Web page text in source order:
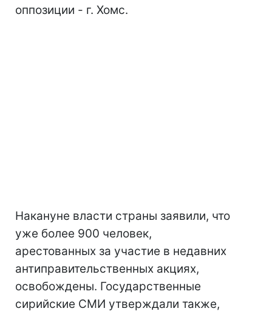
оппозиции - г. Хомс.
Накануне власти страны заявили, что
уже более 900 человек,
арестованных за участие в недавних
антиправительственных акциях,
освобождены. Государственные
сирийские СМИ утверждали также,